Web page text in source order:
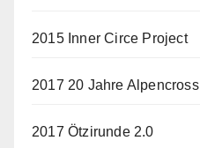
2015 Inner Circe Project
2017 20 Jahre Alpencross
2017 Ötzirunde 2.0